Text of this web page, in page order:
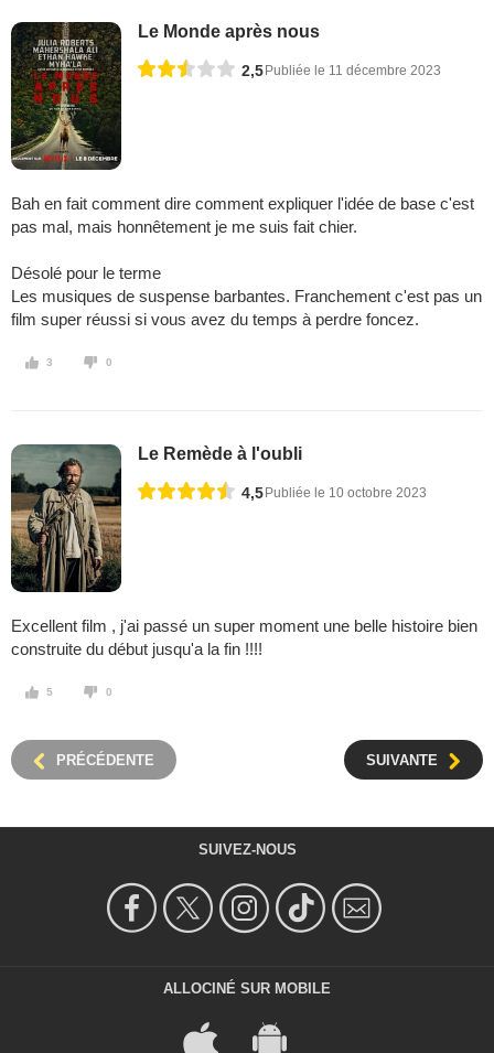
Le Monde après nous
2,5 Publiée le 11 décembre 2023
Bah en fait comment dire comment expliquer l'idée de base c'est
pas mal, mais honnêtement je me suis fait chier.
Désolé pour le terme
Les musiques de suspense barbantes. Franchement c'est pas un
film super réussi si vous avez du temps à perdre foncez.
3 0
Le Remède à l'oubli
4,5 Publiée le 10 octobre 2023
Excellent film , j'ai passé un super moment une belle histoire bien
construite du début jusqu'a la fin !!!!
5 0
PRÉCÉDENTE SUIVANTE
SUIVEZ-NOUS
ALLOCINÉ SUR MOBILE